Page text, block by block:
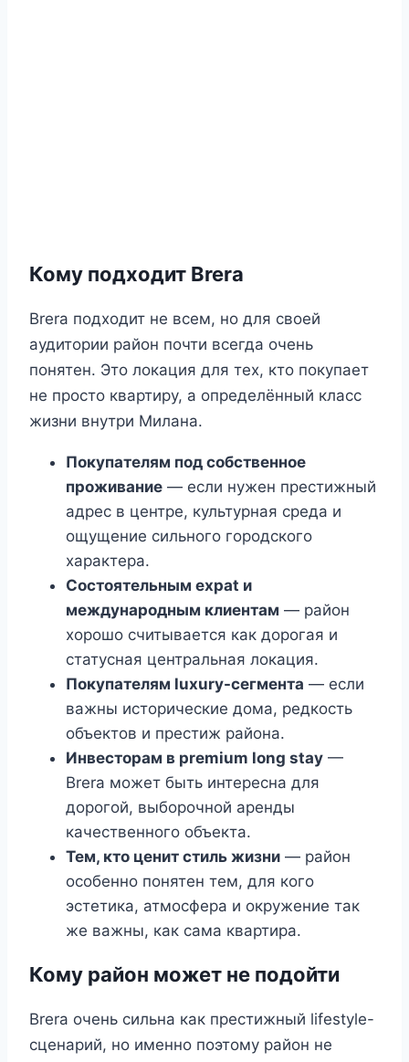
Кому подходит Brera
Brera подходит не всем, но для своей
аудитории район почти всегда очень
понятен. Это локация для тех, кто покупает
не просто квартиру, а определённый класс
жизни внутри Милана.
Покупателям под собственное
проживание — если нужен престижный
адрес в центре, культурная среда и
ощущение сильного городского
характера.
Состоятельным expat и
международным клиентам — район
хорошо считывается как дорогая и
статусная центральная локация.
Покупателям luxury-сегмента — если
важны исторические дома, редкость
объектов и престиж района.
Инвесторам в premium long stay —
Brera может быть интересна для
дорогой, выборочной аренды
качественного объекта.
Тем, кто ценит стиль жизни — район
особенно понятен тем, для кого
эстетика, атмосфера и окружение так
же важны, как сама квартира.
Кому район может не подойти
Brera очень сильна как престижный lifestyle-
сценарий, но именно поэтому район не